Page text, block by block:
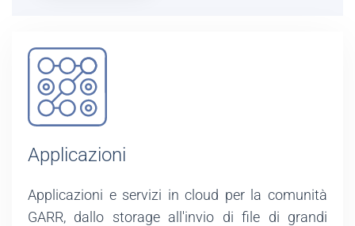
Applicazioni
Applicazioni e servizi in cloud per la comunità
GARR, dallo storage all'invio di file di grandi